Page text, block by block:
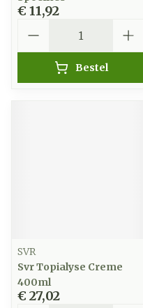
€ 11,92
Bestel
SVR
Svr Topialyse Creme
400ml
€ 27,02